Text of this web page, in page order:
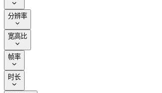
分辨率
宽高比
帧率
时长